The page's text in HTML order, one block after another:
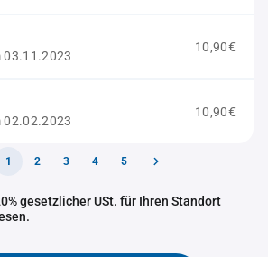
03.11.2023
10,90€
02.02.2023
10,90€
1 2 3 4 5
gesetzlicher USt. für Ihren Standort